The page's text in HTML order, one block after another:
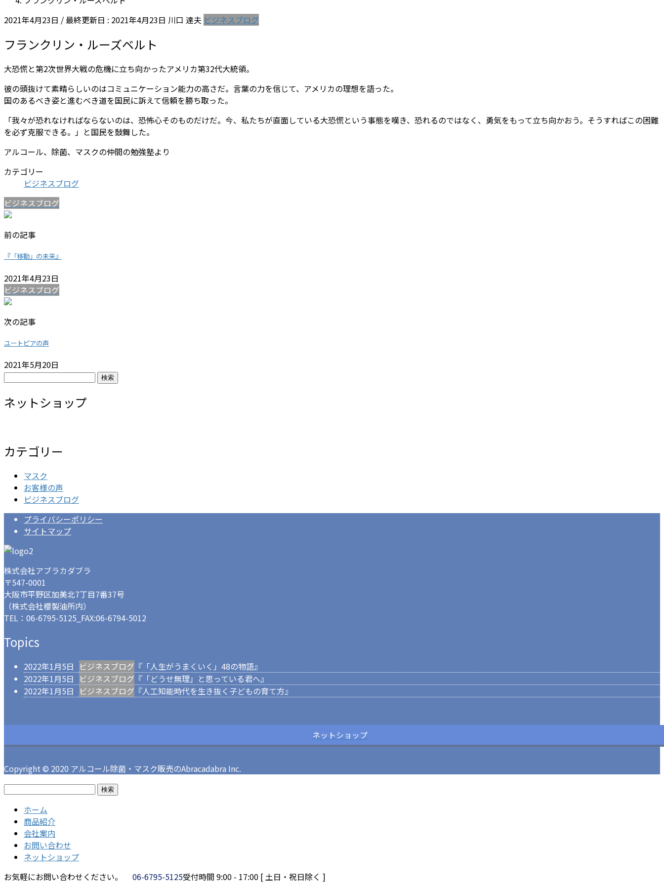
2021年4月23日 / 最終更新日 : 2021年4月23日 川口 達夫 ビジネスブログ
フランクリン・ルーズベルト
大恐慌と第2次世界大戦の危機に立ち向かったアメリカ第32代大統領。
彼の頭抜けて素晴らしいのはコミュニケーション能力の高さだ。言葉の力を信じて、アメリカの理想を語った。
国のあるべき姿と進むべき道を国民に訴えて信頼を勝ち取った。
「我々が恐れなければならないのは、恐怖心そのものだけだ。今、私たちが直面している大恐慌という事態を嘆き、恐れるのではなく、勇気をもって立ち向かおう。そうすればこの困難
を必ず克服できる。」と国民を鼓舞した。
アルコール、除菌、マスクの仲間の勉強塾より
カテゴリー
ビジネスブログ
ビジネスブログ
前の記事
『「移動」の未来』
2021年4月23日
ビジネスブログ
次の記事
ユートピアの声
2021年5月20日
検
ネットショップ
カテゴリー
マスク
お客様の声
ビジネスブログ
プライバシーポリシー
サイトマップ
株式会社アブラカダブラ
〒547-0001
大阪市平野区加美北7丁目7番37号
（株式会社櫻製油所内）
TEL： 06-6795-5125 _FAX:06-6794-5012
Topics
2022年1月5日 ビジネスブログ 『「人生がうまくいく」48の物語』
2022年1月5日
ビジネスブログ 『「どうせ無理」と思っている君へ』
2022年1月5日
ビジネスブログ 『人工知能時代を生き抜く子どもの育て方』
ネットショップ
Copyright © 2020 アルコール除菌・マスク販売のAbracadabra Inc.
検
ホーム
商品紹介
会社案内
お問い合わせ
ネットショップ
お気軽にお問い合わせください。
06-6795-5125受付時間 9:00 - 17:00 [ 土日・祝日除く ]